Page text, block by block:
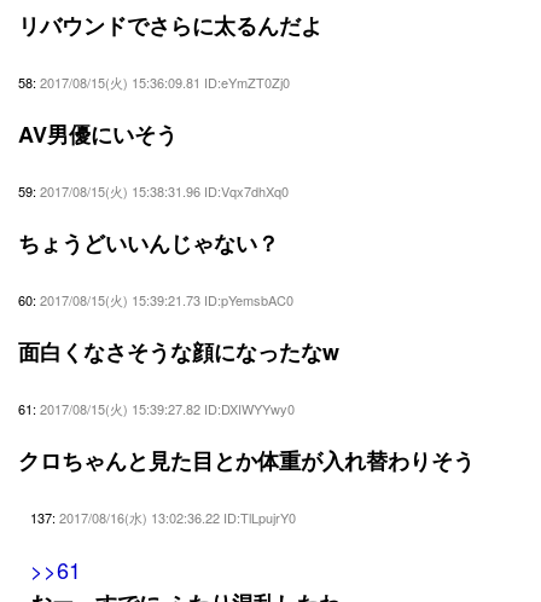
リバウンドでさらに太るんだよ
58: 2017/08/15(火) 15:36:09.81 ID:eYmZT0Zj0
AV男優にいそう
59: 2017/08/15(火) 15:38:31.96 ID:Vqx7dhXq0
ちょうどいいんじゃない？
60: 2017/08/15(火) 15:39:21.73 ID:pYemsbAC0
面白くなさそうな顔になったなw
61: 2017/08/15(火) 15:39:27.82 ID:DXIWYYwy0
クロちゃんと見た目とか体重が入れ替わりそう
137: 2017/08/16(水) 13:02:36.22 ID:TlLpujrY0
>>61